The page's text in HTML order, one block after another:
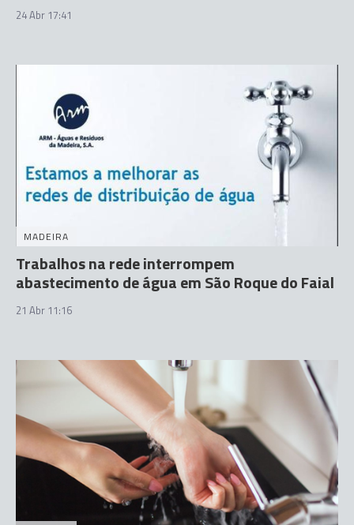
24 Abr 17:41
MADEIRA
Trabalhos na rede interrompem
abastecimento de água em São Roque do Faial
21 Abr 11:16